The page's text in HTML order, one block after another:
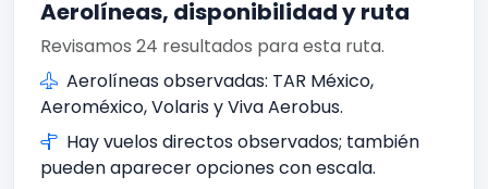
Aerolíneas, disponibilidad y ruta
Revisamos 24 resultados para esta ruta.
Aerolíneas observadas: TAR México,
Aeroméxico, Volaris y Viva Aerobus.
Hay vuelos directos observados; también
pueden aparecer opciones con escala.